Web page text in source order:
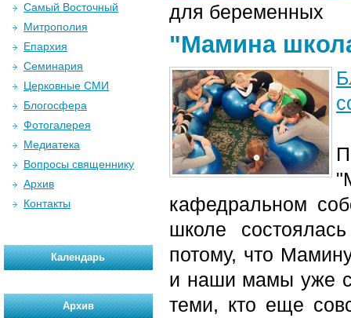
для беременных
"Мамина
кафедральном
школе
потому, что
и наши мамы уже с
теми, кто еще
Самый Восточный
Митрополия
Епархия
Семинария
Церковные СМИ
Блогосфера
Фотогалерея
Медиатека
Вопросы священнику
Архив
Контакты
Календарь
Архив